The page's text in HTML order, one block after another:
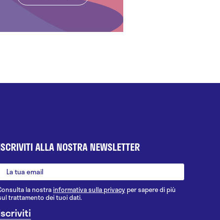
ALLA NOSTRA NEWSLETTER
la nostrainformativa sulla privacy per sapere di più
trattamento dei tuoi dati.